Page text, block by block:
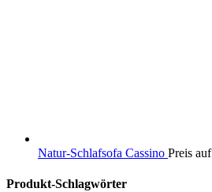
Natur-Schlafsofa Cassino Preis
Produkt-Schlagwörter